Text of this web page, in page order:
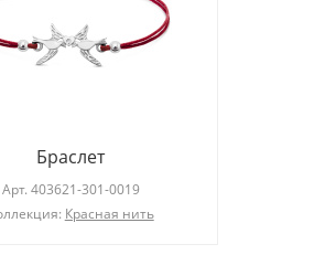
Браслет
Арт. 403621-301-0019
Красная нить